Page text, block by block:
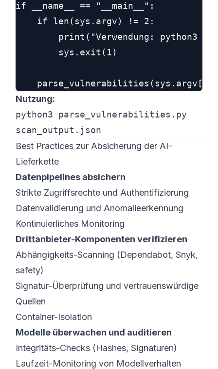
if __name__ == "__main__":
    if len(sys.argv) != 2:
print("Verwendung: python3
        sys.exit(1)
Nutzung:
python3 parse_vulnerabilities.py
scan_output.json
Best Practices zur Absicherung der AI-
Lieferkette
Datenpipelines absichern
Strikte Zugriffsrechte und Authentifizierung
Datenvalidierung und Anomalieerkennung
Kontinuierliches Monitoring
Drittanbieter-Komponenten verifizieren
Abhängigkeits-Scanning (Dependabot, Snyk,
safety)
Signatur-Überprüfung und vertrauenswürdige
Quellen
Container-Isolation
Modelle überwachen und auditieren
Integritäts-Checks (Hashes, Signaturen)
Laufzeit-Monitoring von Modellverhalten